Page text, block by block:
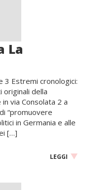
La
3 Estremi cronologici:
della
via Consolata 2 a
“promuovere
in Germania e alle
[…]
LEGGI